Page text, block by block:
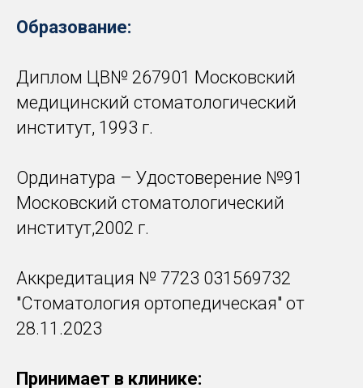
Образование:
Диплом ЦВ№ 267901 Московский
медицинский стоматологический
институт, 1993 г.
Ординатура – Удостоверение №91
Московский стоматологический
институт,2002 г.
Аккредитация № 7723 031569732
"Стоматология ортопедическая" от
28.11.2023
Принимает в клинике: